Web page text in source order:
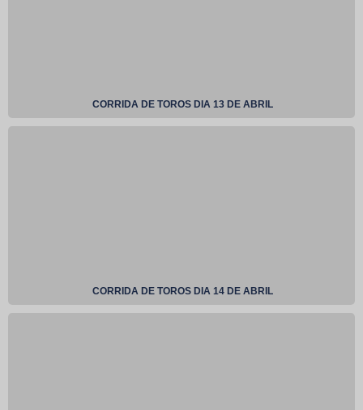
CORRIDA DE TOROS DIA 13 DE ABRIL
CORRIDA DE TOROS DIA 14 DE ABRIL